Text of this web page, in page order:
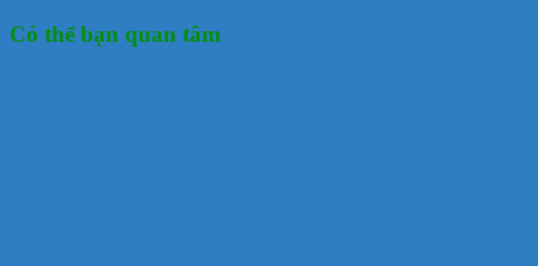
Có thể bạn quan tâm